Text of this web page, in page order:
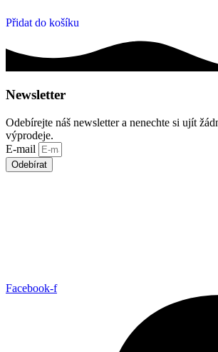
Přidat do košíku
Newsletter
Odebírejte náš newsletter a nenechte si ujít
výprodeje.
E-mail
Odebírat
Facebook-f